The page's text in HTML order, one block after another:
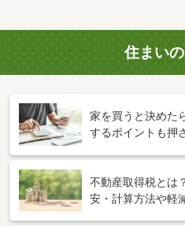
住まい
家を買うと決めた
するポイントも押
不動産取得税とは
安・計算方法や軽